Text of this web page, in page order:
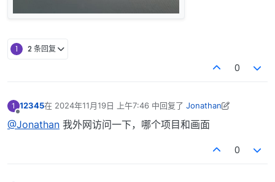
1 2 条回复
0
1 12345在 2024年11月19日 上午7:46 中回复了 Jonathan
最后由 12345 编辑 2024年11月19日 下午3:48
@Jonathan 我外网访问一下，哪个项目和画面
0